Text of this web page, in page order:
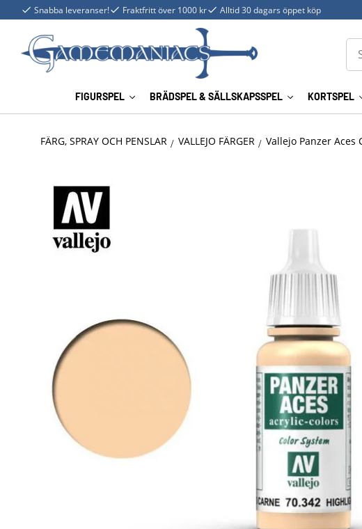
Snabba leveranser! Fraktfritt över 1000 kr Alltid 30 dagars öppet köp
FIGURSPEL BRÄDSPEL & SÄLLSKAPSSPEL KORTSPEL
FÄRG, SPRAY OCH PENSLAR VALLEJO FÄRGER Vallejo Panzer Aces